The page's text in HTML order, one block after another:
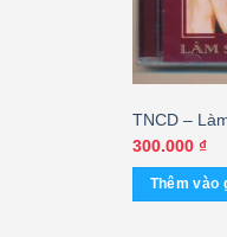
TNCD –
Đăng Khánh
300.000 ₫
Thêm vào